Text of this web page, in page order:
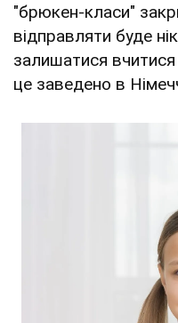
"брюкен-класи"
відправляти буде
залишатися
це заведено в